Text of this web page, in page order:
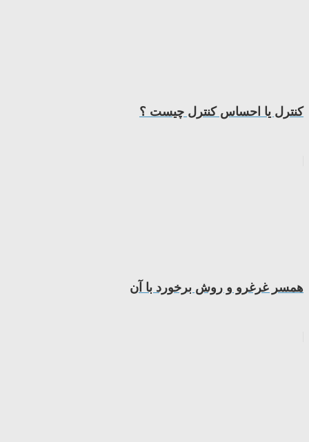
کنترل یا احساس کنترل چیست ؟
همسر غرغرو و روش برخورد با آن